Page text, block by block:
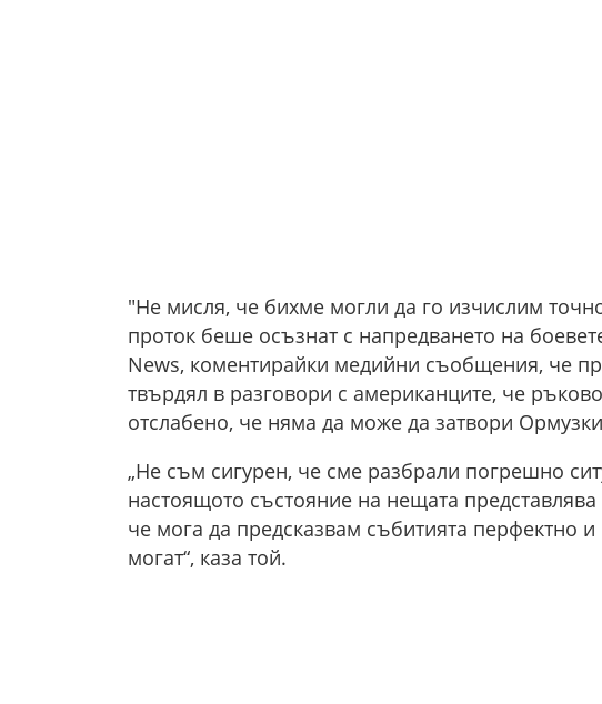
"Не мисля, че бихме могли да го изчислим
проток беше осъзнат с напредването на
News, коментирайки медийни съобщения, че
твърдял в разговори с американците, че
отслабено, че няма да може да затвори
„Не съм сигурен, че сме разбрали погрешно
настоящото състояние на нещата
че мога да предсказвам събитията перфектно
могат“, каза той.